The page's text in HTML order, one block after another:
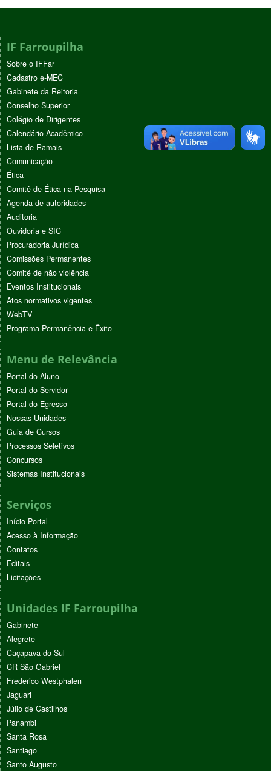
IF Farroupilha
Sobre o IFFar
Cadastro e-MEC
Gabinete da Reitoria
Conselho Superior
Colégio de Dirigentes
Calendário Acadêmico
Lista de Ramais
Comunicação
Ética
Comitê de Ética na Pesquisa
Agenda de autoridades
Auditoria
Ouvidoria e SIC
Procuradoria Jurídica
Comissões Permanentes
Comitê de não violência
Eventos Institucionais
Atos normativos vigentes
WebTV
Programa Permanência e Êxito
Menu de Relevância
Portal do Aluno
Portal do Servidor
Portal do Egresso
Nossas Unidades
Guia de Cursos
Processos Seletivos
Concursos
Sistemas Institucionais
Serviços
Início Portal
Acesso à Informação
Contatos
Editais
Licitações
Unidades IF Farroupilha
Gabinete
Alegrete
Caçapava do Sul
CR São Gabriel
Frederico Westphalen
Jaguari
Júlio de Castilhos
Panambi
Santa Rosa
Santiago
Santo Augusto